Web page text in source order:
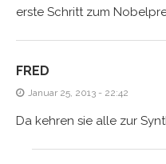
erste Schritt zum
FRED
Januar 25, 2013 - 22:42
Da kehren sie alle zur